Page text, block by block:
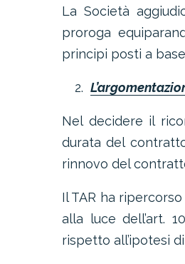
La Società
proroga
principi posti a
Nel decidere il
durata del
rinnovo del
Il TAR ha
alla luce dell’art.
rispetto all’ipotesi